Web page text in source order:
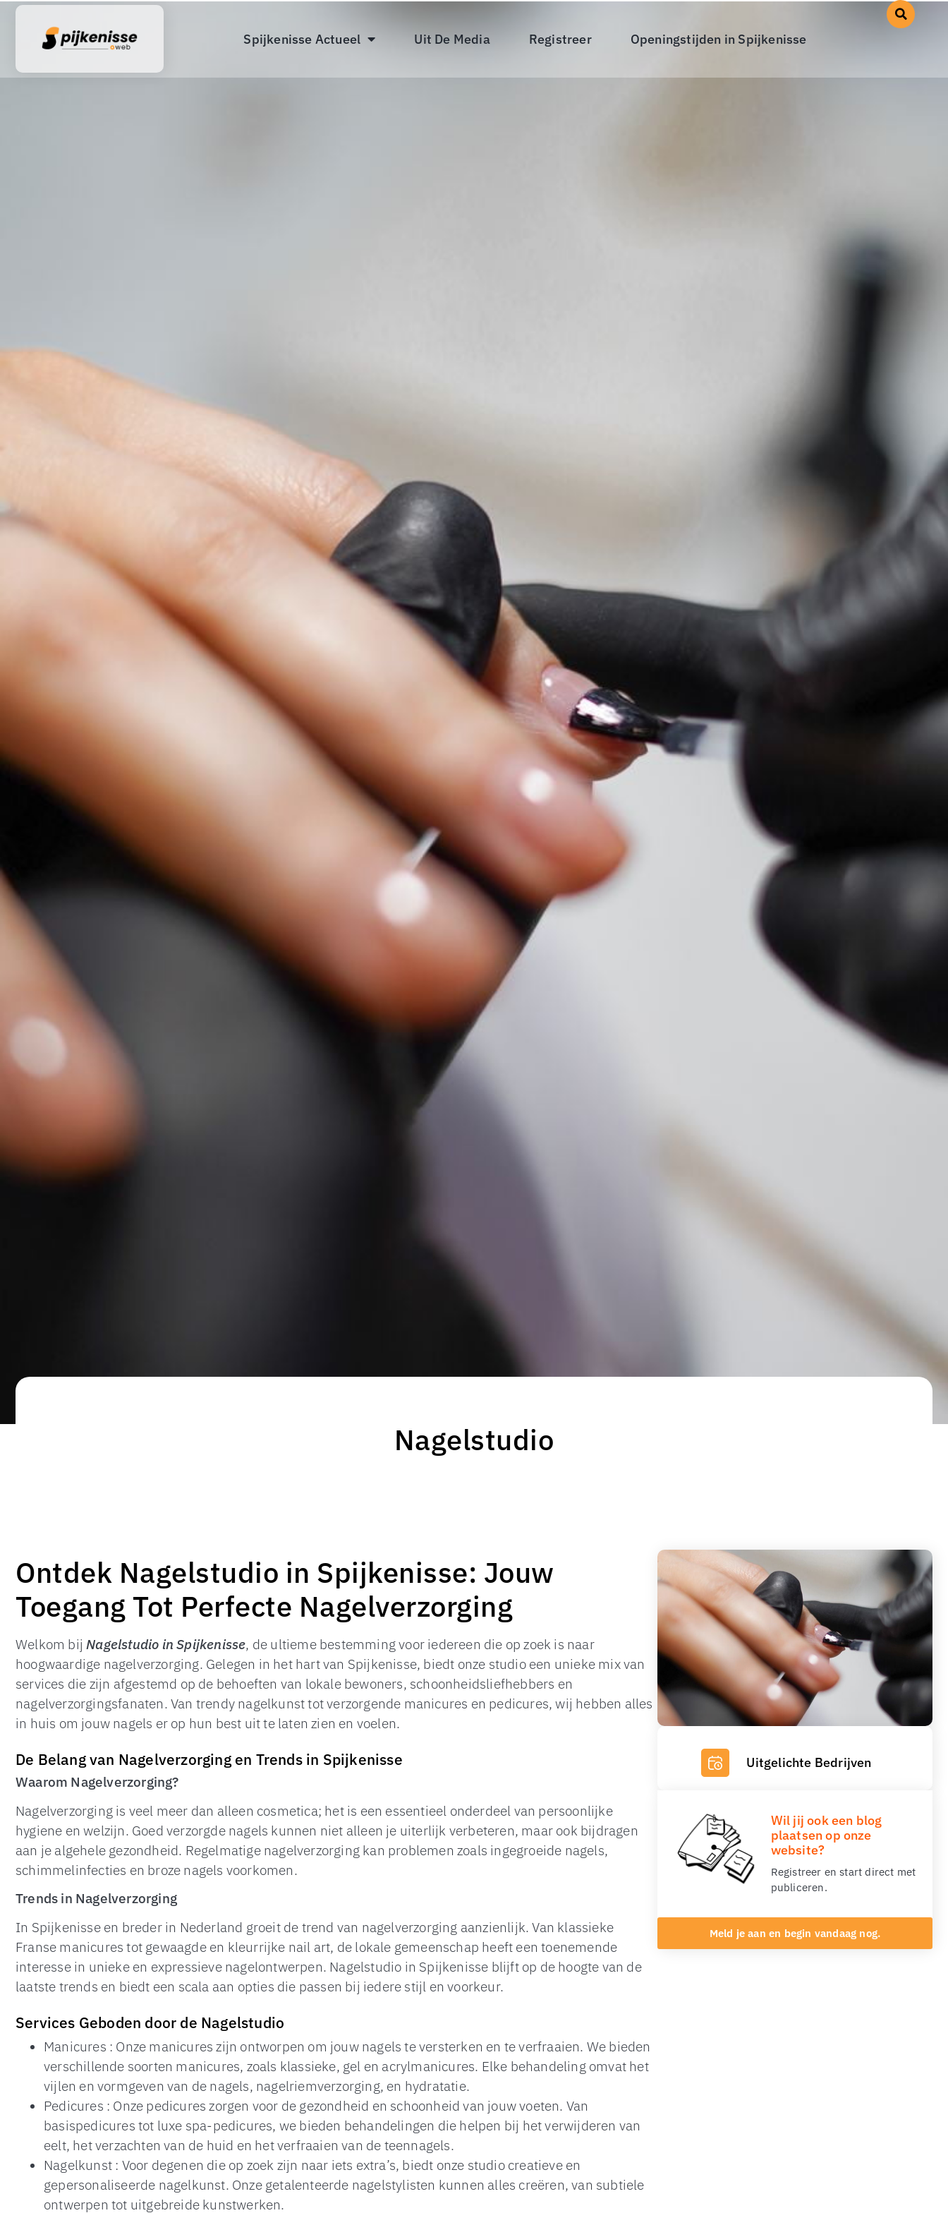
Spijkenisse Actueel Uit De Media Registreer Openingstijden in Spijkenisse
Nagelstudio
Ontdek Nagelstudio in Spijkenisse: Jouw
Toegang Tot Perfecte Nagelverzorging
Welkom bijNagelstudio in Spijkenisse, de ultieme bestemming voor iedereen die op zoek is naar
hoogwaardige nagelverzorging. Gelegen in het hart van Spijkenisse, biedt onze studio een unieke mix van
services die zijn afgestemd op de behoeften van lokale bewoners, schoonheidsliefhebbers en
nagelverzorgingsfanaten. Van trendy nagelkunst tot verzorgende manicures en pedicures, wij hebben alles
in huis om jouw nagels er op hun best uit te laten zien en voelen.
De Belang van Nagelverzorging en Trends in Spijkenisse
Waarom Nagelverzorging?
Nagelverzorging is veel meer dan alleen cosmetica; het is een essentieel onderdeel van persoonlijke
hygiene en welzijn. Goed verzorgde nagels kunnen niet alleen je uiterlijk verbeteren, maar ook bijdragen
aan je algehele gezondheid. Regelmatige nagelverzorging kan problemen zoals ingegroeide nagels,
schimmelinfecties en broze nagels voorkomen.
Trends in Nagelverzorging
In Spijkenisse en breder in Nederland groeit de trend van nagelverzorging aanzienlijk. Van klassieke
Franse manicures tot gewaagde en kleurrijke nail art, de lokale gemeenschap heeft een toenemende
interesse in unieke en expressieve nagelontwerpen. Nagelstudio in Spijkenisse blijft op de hoogte van de
laatste trends en biedt een scala aan opties die passen bij iedere stijl en voorkeur.
Services Geboden door de Nagelstudio
Manicures : Onze manicures zijn ontworpen om jouw nagels te versterken en te verfraaien. We bieden
verschillende soorten manicures, zoals klassieke, gel en acrylmanicures. Elke behandeling omvat het
vijlen en vormgeven van de nagels, nagelriemverzorging, en hydratatie.
Pedicures : Onze pedicures zorgen voor de gezondheid en schoonheid van jouw voeten. Van
basispedicures tot luxe spa-pedicures, we bieden behandelingen die helpen bij het verwijderen van
eelt, het verzachten van de huid en het verfraaien van de teennagels.
Nagelkunst : Voor degenen die op zoek zijn naar iets extra’s, biedt onze studio creatieve en
gepersonaliseerde nagelkunst. Onze getalenteerde nagelstylisten kunnen alles creëren, van subtiele
ontwerpen tot uitgebreide kunstwerken.
Uitgelichte Bedrijven
Wil jij ook een blog
plaatsen op onze
website?
Registreer en start direct met
publiceren.
Meld je aan en begin vandaag nog.